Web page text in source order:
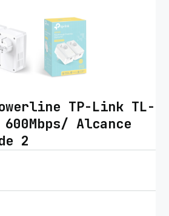
TP-Link TL-
600Mbps/ Alcance
2